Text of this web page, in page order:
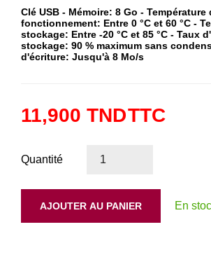
Clé USB - Mémoire: 8 Go - Température
fonctionnement: Entre 0 °C et 60 °C -
stockage: Entre -20 °C et 85 °C - Taux
stockage: 90 % maximum sans
d'écriture: Jusqu'à 8 Mo/s
11,900 TNDTTC
Quantité
AJOUTER AU PANIER En